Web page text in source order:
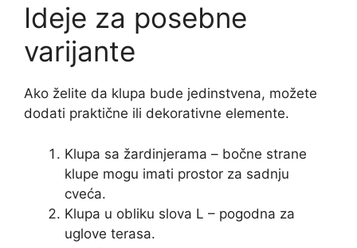
Ideje za posebne
varijante
Ako želite da klupa bude jedinstvena, možete
dodati praktične ili dekorativne elemente.
Klupa sa žardinjerama – bočne strane
klupe mogu imati prostor za sadnju
cveća.
Klupa u obliku slova L – pogodna za
uglove terasa.